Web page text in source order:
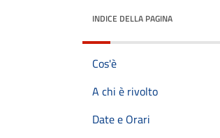
INDICE DELLA PAGINA
Cos'è
A chi è rivolto
Date e Orari